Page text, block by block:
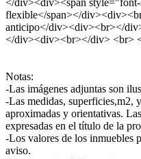
</div><div><span
flexible</span></
anticipo</div><div><br></
</div><div><br></div> <br>
Notas:
-Las imágenes adjuntas son
-Las medidas, superficies,m2,
aproximadas y orientativas.
expresadas en el título de la
-Los valores de los inmuebles
aviso.